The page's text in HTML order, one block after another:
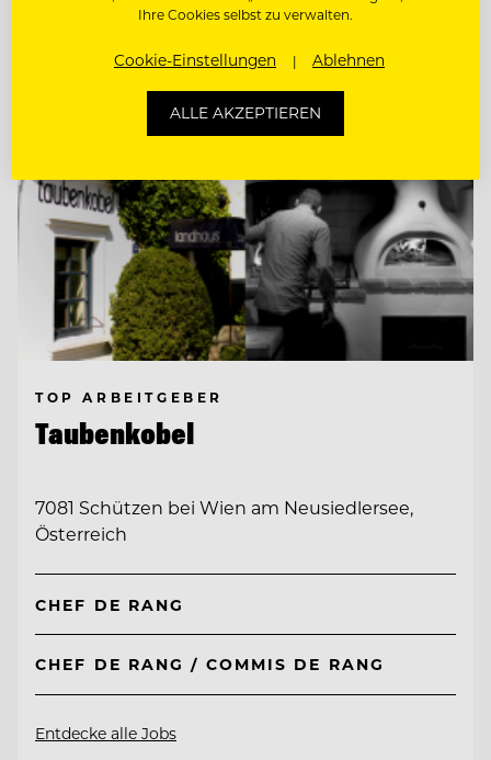
Entdecke alle Jobs
TOP ARBEITGEBER
Taubenkobel
7081 Schützen bei Wien am Neusiedlersee,
Österreich
CHEF DE RANG
CHEF DE RANG / COMMIS DE RANG
Entdecke alle Jobs
Ihre Cookies selbst zu verwalten.
Cookie-Einstellungen Ablehnen
ALLE AKZEPTIEREN